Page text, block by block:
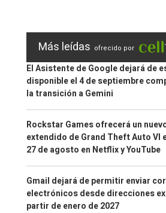
Más leídas ofrecido por
El Asistente de Google dejará de
disponible el 4 de septiembre
la transición a Gemini
Rockstar Games ofrecerá un
extendido de Grand Theft Auto VI
27 de agosto en Netflix y YouTube
Gmail dejará de permitir enviar
electrónicos desde direcciones
partir de enero de 2027